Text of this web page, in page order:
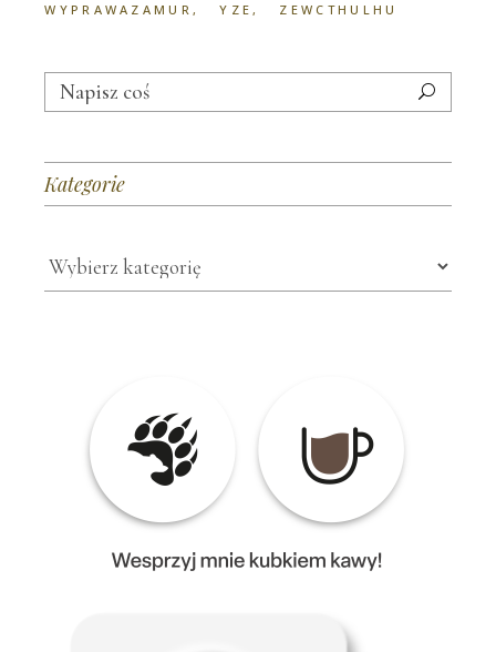
WYPRAWAZAMUR
YZE ZEWCTHULHU
Search
for:
Kategorie